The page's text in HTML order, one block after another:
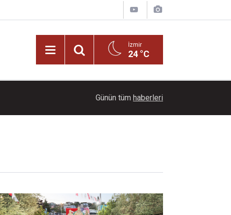
İzmir
24 °C
Başkan Aydın Pehlivan'dan Volkan Demirel'e
Günün tüm haberleri